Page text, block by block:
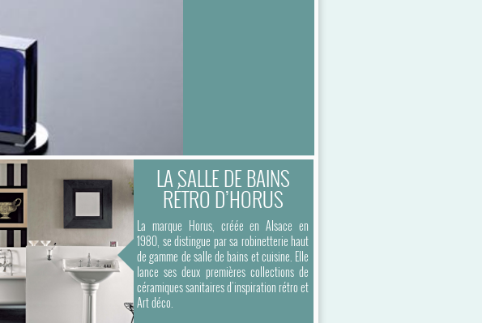
LA SALLE DE BAINS
RÉTRO D’HORUS
La marque Horus, créée en Alsace en
1980, se distingue par sa robinetterie haut
de gamme de salle de bains et cuisine. Elle
lance ses deux premières collections de
céramiques sanitaires d’inspiration rétro et
Art déco.